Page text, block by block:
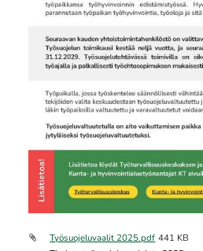
Työsuojeluvaalit 2025.pdf 441 KB